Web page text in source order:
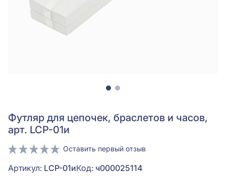
Футляр для цепочек, браслетов и часов,
арт. LCP-01и
Оставить первый отзыв
Артикул: LCP-01иКод: ч000025114